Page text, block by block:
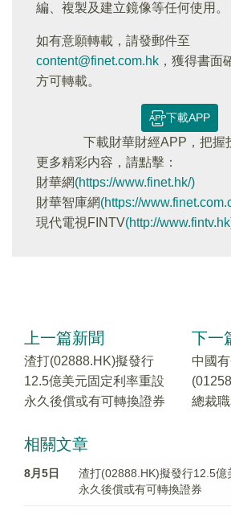
編、複製及建立鏡像等任何使用。
如有意願轉載，請發郵件至
content@finet.com.hk ，獲得書面
方可轉載。
下載APP
下載財華財經APP，把握
更多精彩内容，請點擊：
財華網(https://www.finet.hk/)
財華智庫網(https://
現代電視FINTV(http://
上一篇新聞
渣打(02888.HK)擬發行
12.5億美元固定利率重設
永久後償或有可轉換證券
下一
中國
總裁
相關文章
8月5日
渣打(02888.HK)擬發行12.5億
永久後償或有可轉換證券